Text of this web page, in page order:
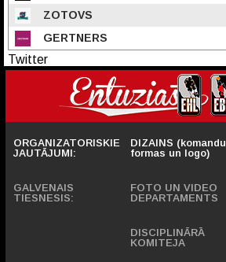
ZOTOVS
GERTNERS
Twitter
ORGANIZATORISKIE
JAUTĀJUMI:
GALVENAIS
TIESNESIS:
DIZAINS (komandu
formas un logo)
FOTO UN VIDEO
DEPARTAMENTS
DISCIPLINĀRĀ
KOMITEJA